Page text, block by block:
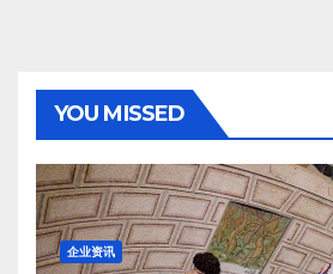
YOU MISSED
企业资讯